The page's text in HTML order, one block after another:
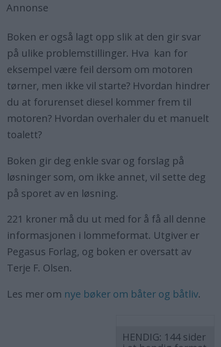
Annonse
Boken er også lagt opp slik at den gir svar
på ulike problemstillinger. Hva kan for
eksempel være feil dersom om motoren
tørner, men ikke vil starte? Hvordan hindrer
du at forurenset diesel kommer frem til
motoren? Hvordan overhaler du et manuelt
toalett?
Boken gir deg enkle svar og forslag på
løsninger som, om ikke annet, vil sette deg
på sporet av en løsning.
221 kroner må du ut med for å få all denne
informasjonen i lommeformat. Utgiver er
Pegasus Forlag, og boken er oversatt av
Terje F. Olsen.
Les mer om nye bøker om båter og båtliv.
HENDIG: 144 sider